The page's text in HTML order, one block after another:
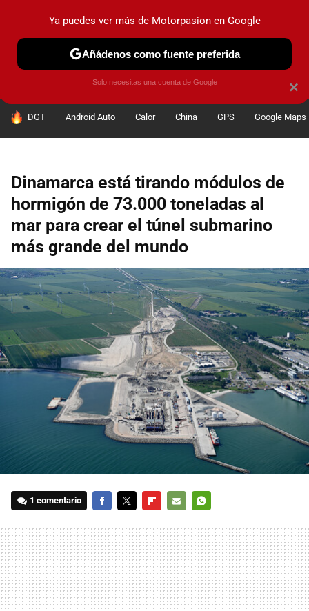
PRUEBAS COCHES ELÉCTRICOS OBSERVATORIO
HOY SE HABLA DE
DGT Android Auto Calor China GPS Google Maps
Dinamarca está tirando módulos de
hormigón de 73.000 toneladas al
mar para crear el túnel submarino
más grande del mundo
1 comentario
MAIL
×
Ya puedes ver más de Motorpasion en Google
Añádenos como fuente preferida
Solo necesitas una cuenta de Google